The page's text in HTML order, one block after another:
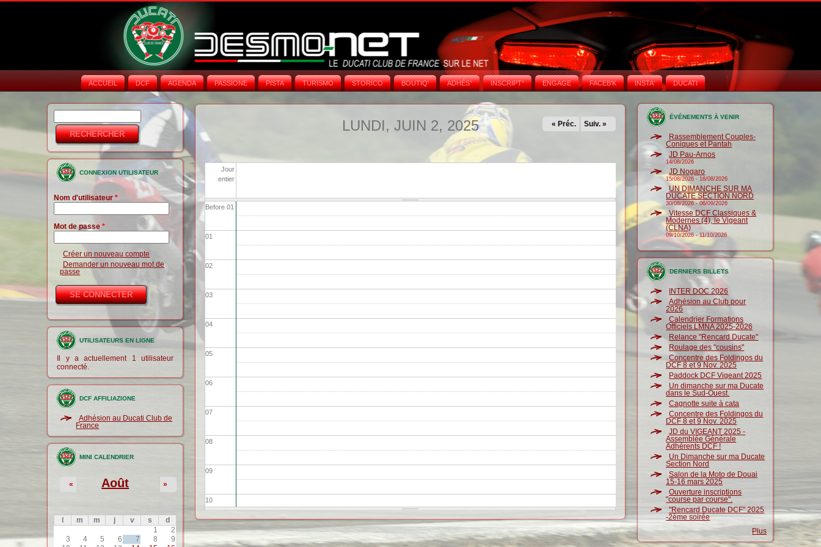
ACCUEIL DCF AGENDA PASSIONE PISTA TURISMO STORICO BOUTIQ' ADHÉS° INSCRIPT° ENGAGE FACEB'K INSTA‘ DUCATI
Formulaire de
recherche
CONNEXION UTILISATEUR
Nom d'utilisateur*
Mot de passe*
Créer un nouveau compte
Demander un nouveau mot de
passe
UTILISATEURS EN LIGNE
Il y a actuellement 1 utilisateur
connecté.
DCF AFFILIAZIONE
Adhésion au Ducati Club de
France
MINI CALENDRIER
Août
« »
m m j v s
d
1
2
3
4 5 6 7 8
9
LUNDI, JUIN 2, 2025 « Préc. Suiv. »
Jour
entier
Before 01
01
02
03
04
05
06
07
08
09
10
11
ÉVÉNEMENTS À VENIR
Rassemblement Couples-
Coniques et Pantah
JD Pau-Arnos
14/08/2026
JD Nogaro
15/08/2026 -16/08/2026
UN DIMANCHE SUR MA
DUCATE SECTION NORD
30/08/2026-06/09/2026
Vitesse DCF Classiques &
Modernes (4), le Vigeant
(CLNA)
09/10/2026-11/10/2026
DERNIERS BILLETS
INTER DOC 2026
Adhésion au Club pour
2026
Calendrier Formations
Officiels LMNA 2025-2026
Relance "Rencard Ducate"
Roulage des "cousins"
Concentre des Foldingos du
DCF 8 et 9 Nov. 2025
Paddock DCF Vigeant 2025
Un dimanche sur ma Ducate
dans le Sud-Ouest.
Cagnotte suite à cata
Concentre des Foldingos du
DCF 8 et 9 Nov. 2025
JD du VIGEANT 2025 -
Assemblée Générale
Adhérents DCF !
Un Dimanche sur ma Ducate
Section Nord
Salon de la Moto de Douai
15-16 mars 2025
Ouverture inscriptions
"course par course".
"Rencard Ducate DCF" 2025
-2ème soirée
Plus